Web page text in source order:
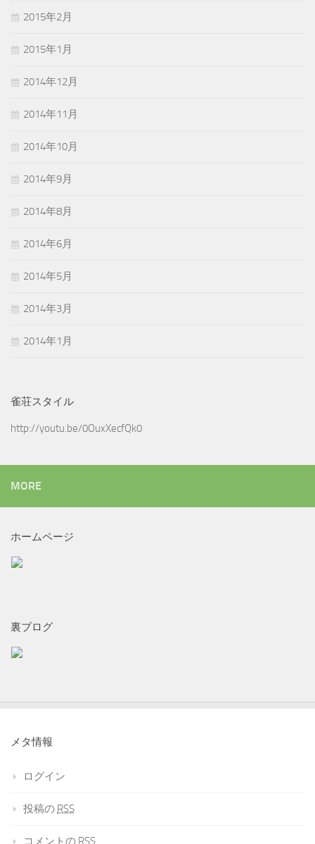
2015年2月
2015年1月
2014年12月
2014年11月
2014年10月
2014年9月
2014年8月
2014年6月
2014年5月
2014年3月
2014年1月
雀荘スタイル
http://youtu.be/0OuxXecfQk0
MORE
ホームページ
裏ブログ
メタ情報
ログイン
投稿の RSS
コメントの RSS